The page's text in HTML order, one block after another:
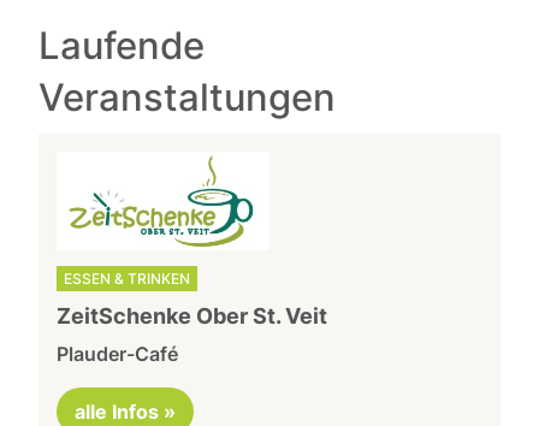
Laufende
Veranstaltungen
ESSEN & TRINKEN
ZeitSchenke Ober St. Veit
Plauder-Café
alle Infos »